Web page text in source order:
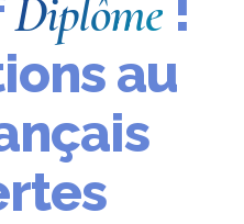
Diplôme
au